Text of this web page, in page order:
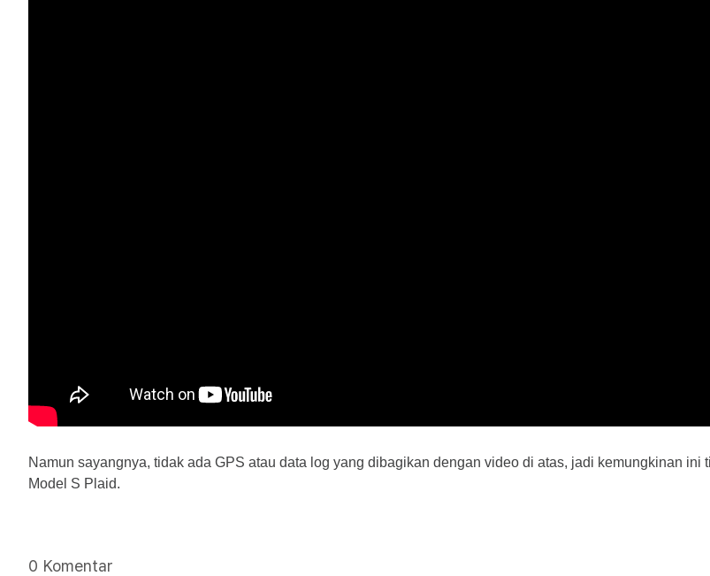
Namun sayangnya, tidak ada GPS atau data log yang dibagikan dengan video di atas, jadi kemungkinan
Model S Plaid.
0 Komentar